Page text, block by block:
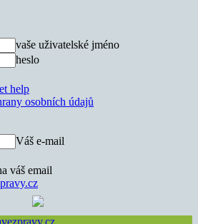
vaše uživatelské jméno
heslo
help
osobních údajů
Váš e-mail
váš email